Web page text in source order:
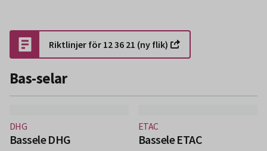
Riktlinjer för 12 36 21 (ny flik)
Bas-selar
DHG
Bassele DHG
(Nytt fönster) ETAC
Bassele ETAC
(Nytt fönster)